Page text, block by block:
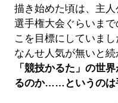
描き始めた頃は、主
選手権大会ぐらいま
こを目標にしていまし
なんせ人気が無いと
「競技かるた」の世
るのか……というのは